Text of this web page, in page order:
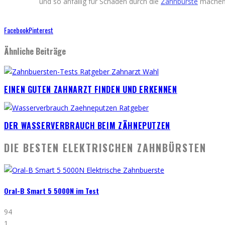
FacebookPinterest
Ähnliche Beiträge
EINEN GUTEN ZAHNARZT FINDEN UND ERKENNEN
DER WASSERVERBRAUCH BEIM ZÄHNEPUTZEN
DIE BESTEN ELEKTRISCHEN ZAHNBÜRSTEN
Oral-B Smart 5 5000N im Test
94